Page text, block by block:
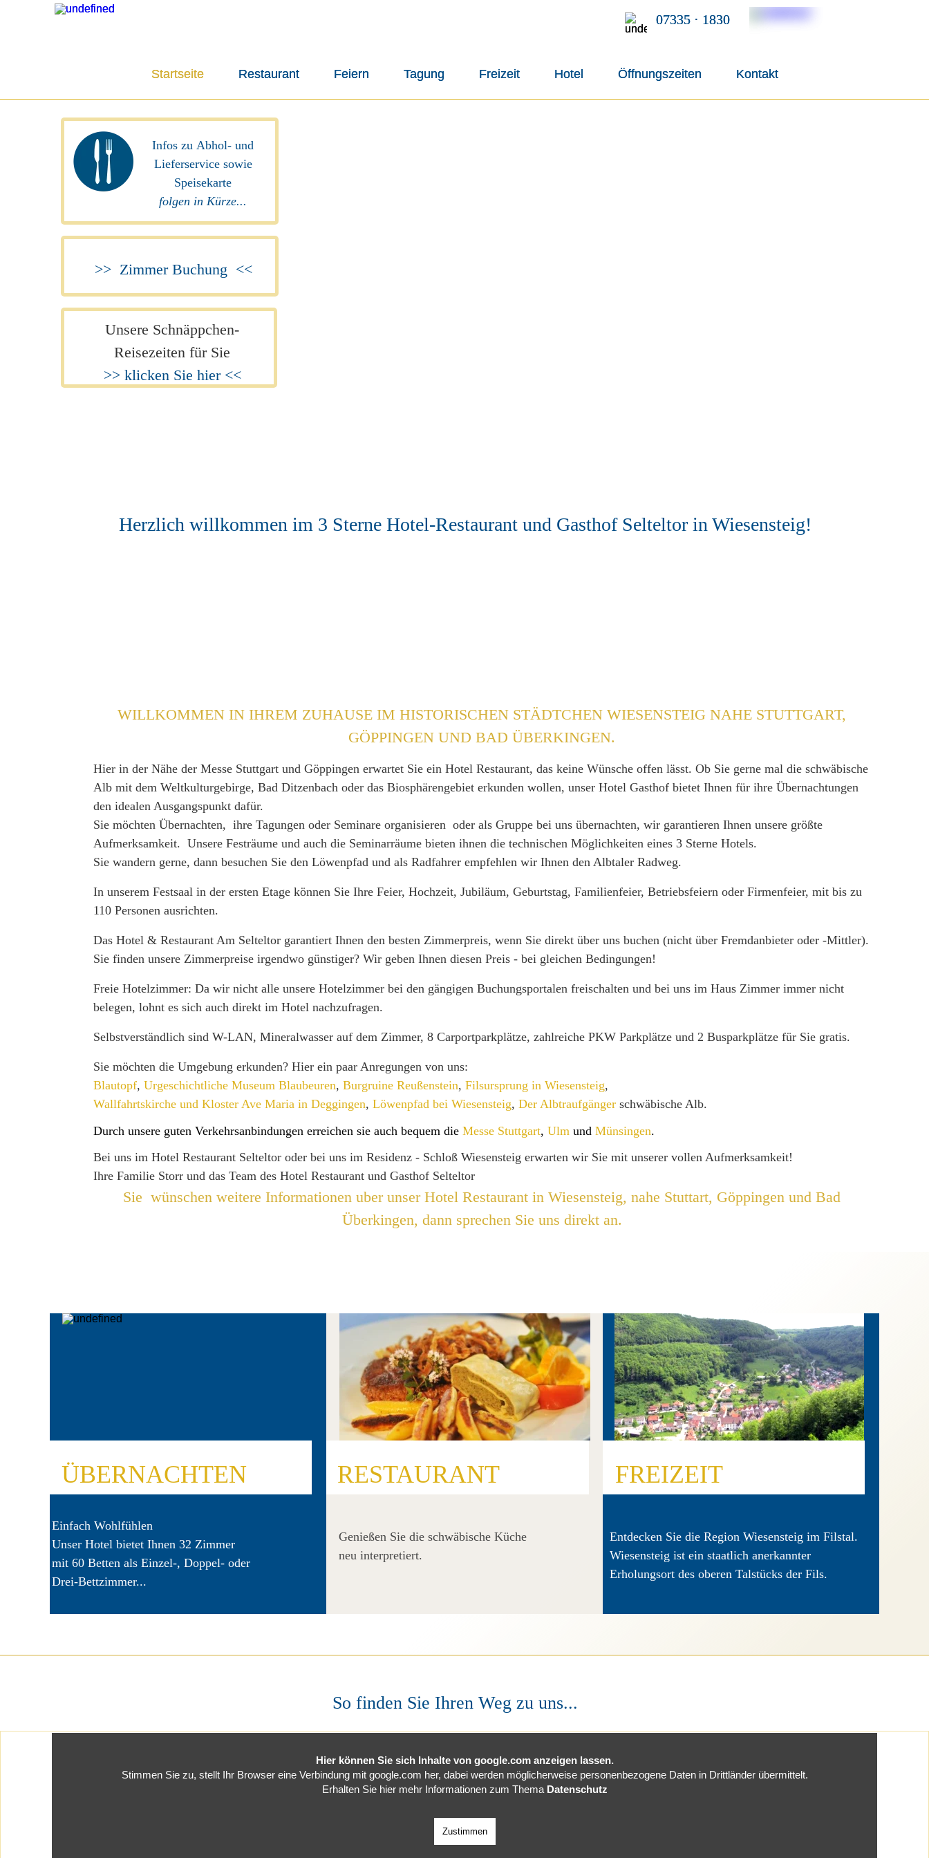
Startseite Restaurant Feiern Tagung Freizeit Hotel Öffnungszeiten Kontakt
Englisch
07335 · 1830
Startseite Restaurant Feiern Tagung Freizeit Hotel Öffnungszeiten Kontakt
Englisch
07335 · 1830
Infos zu Abhol- und
Lieferservice sowie
Speisekarte
folgen in Kürze...
Unsere Schnäppchen-
Reisezeiten für Sie
>> klicken Sie hier <<
WILLKOMMEN IN IHREM ZUHAUSE IM HISTORISCHEN STÄDTCHEN WIESENSTEIG NAHE STUTTGART,
GÖPPINGEN UND BAD ÜBERKINGEN.
Hier in der Nähe der Messe Stuttgart und Göppingen erwartet Sie ein Hotel Restaurant, das keine Wünsche offen lässt. Ob Sie gerne mal die schwäbische
Alb mit dem Weltkulturgebirge, Bad Ditzenbach oder das Biosphärengebiet erkunden wollen, unser Hotel Gasthof bietet Ihnen für ihre Übernachtungen
den idealen Ausgangspunkt dafür.
Sie möchten Übernachten, ihre Tagungen oder Seminare organisieren oder als Gruppe bei uns übernachten, wir garantieren Ihnen unsere größte
Aufmerksamkeit. Unsere Festräume und auch die Seminarräume bieten ihnen die technischen Möglichkeiten eines 3 Sterne Hotels.
Sie wandern gerne, dann besuchen Sie den Löwenpfad und als Radfahrer empfehlen wir Ihnen den Albtaler Radweg.
In unserem Festsaal in der ersten Etage können Sie Ihre Feier, Hochzeit, Jubiläum, Geburtstag, Familienfeier, Betriebsfeiern oder Firmenfeier, mit bis zu
110 Personen ausrichten.
Das Hotel & Restaurant Am Selteltor garantiert Ihnen den besten Zimmerpreis, wenn Sie direkt über uns buchen (nicht über Fremdanbieter oder -Mittler).
Sie finden unsere Zimmerpreise irgendwo günstiger? Wir geben Ihnen diesen Preis - bei gleichen Bedingungen!
Freie Hotelzimmer: Da wir nicht alle unsere Hotelzimmer bei den gängigen Buchungsportalen freischalten und bei uns im Haus Zimmer immer nicht
belegen, lohnt es sich auch direkt im Hotel nachzufragen.
Selbstverständlich sind W-LAN, Mineralwasser auf dem Zimmer, 8 Carportparkplätze, zahlreiche PKW Parkplätze und 2 Busparkplätze für Sie gratis.
Sie möchten die Umgebung erkunden? Hier ein paar Anregungen von uns:
Blautopf, Urgeschichtliche Museum Blaubeuren, Burgruine Reußenstein, Filsursprung in Wiesensteig,
Wallfahrtskirche und Kloster Ave Maria in Deggingen, Löwenpfad bei Wiesensteig, Der Albtraufgänger schwäbische Alb.
Durch unsere guten Verkehrsanbindungen erreichen sie auch bequem die Messe Stuttgart, Ulm und Münsingen.
Bei uns im Hotel Restaurant Selteltor oder bei uns im Residenz - Schloß Wiesensteig erwarten wir Sie mit unserer vollen Aufmerksamkeit!
Ihre Familie Storr und das Team des Hotel Restaurant und Gasthof Selteltor
Sie wünschen weitere Informationen uber unser Hotel Restaurant in Wiesensteig, nahe Stuttart, Göppingen und Bad
Überkingen, dann sprechen Sie uns direkt an.
So finden Sie Ihren Weg zu uns...
>> Zimmer Buchung <<
Herzlich willkommen im 3 Sterne Hotel-Restaurant und Gasthof Selteltor in Wiesensteig!
ÜBERNACHTEN
Einfach Wohlfühlen
Unser Hotel bietet Ihnen 32 Zimmer
mit 60 Betten als Einzel-, Doppel- oder
Drei-Bettzimmer...
RESTAURANT
Genießen Sie die schwäbische Küche
neu interpretiert.
FREIZEIT
Entdecken Sie die Region Wiesensteig im Filstal.
Wiesensteig ist ein staatlich anerkannter
Erholungsort des oberen Talstücks der Fils.
Hier können Sie sich Inhalte von google.com anzeigen lassen.
Stimmen Sie zu, stellt Ihr Browser eine Verbindung mit google.com her, dabei werden möglicherweise personenbezogene Daten in Drittländer übermittelt.
Erhalten Sie hier mehr Informationen zum Thema Datenschutz
Zustimmen